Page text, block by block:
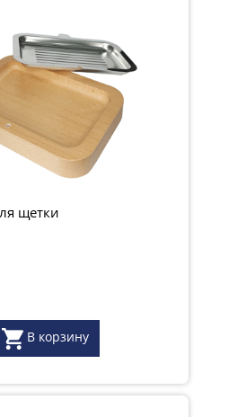
щетки
В корзину